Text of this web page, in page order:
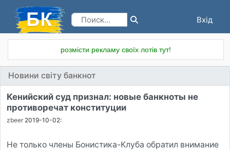
Вхід
розмісти рекламу своїх лотів тут!
Новини світу банкнот
Кенийский суд признал: новые банкноты не
противоречат конституции
zbeer 2019-10-02:
Не только члены Бонистика-Клуба обратил внимание